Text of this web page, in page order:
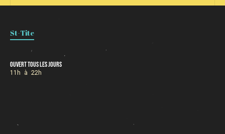
St-Tite
Ouvert tous les jours
11h à 22h